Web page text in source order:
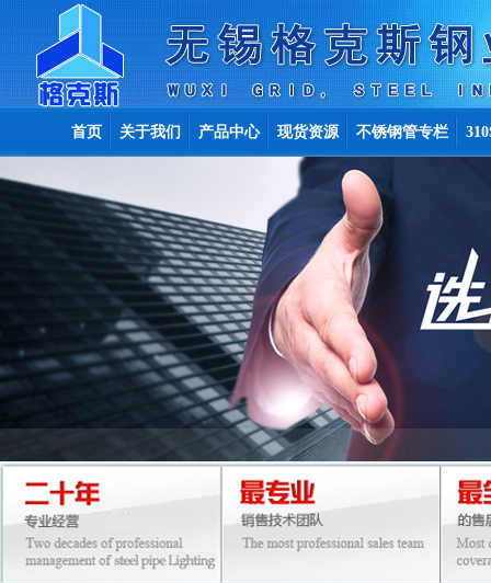
首页 关于我们 产品中心 现货资源 不锈钢管专栏